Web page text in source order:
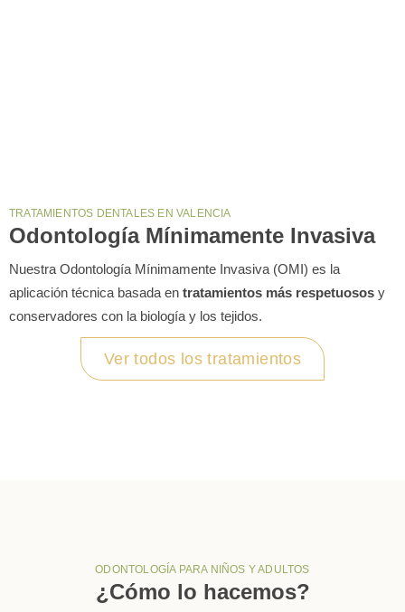
TRATAMIENTOS DENTALES EN VALENCIA
Odontología Mínimamente Invasiva
Nuestra Odontología Mínimamente Invasiva (OMI) es la
aplicación técnica basada en tratamientos más respetuosos y
conservadores con la biología y los tejidos.
Ver todos los tratamientos
ODONTOLOGÍA PARA NIÑOS Y ADULTOS
¿Cómo lo hacemos?